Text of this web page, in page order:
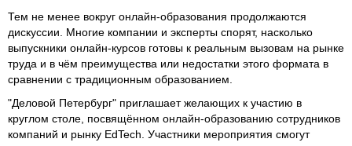
Тем не менее вокруг онлайн-образования продолжаются
дискуссии. Многие компании и эксперты спорят, насколько
выпускники онлайн-курсов готовы к реальным вызовам на рынке
труда и в чём преимущества или недостатки этого формата в
сравнении с традиционным образованием.
"Деловой Петербург" приглашает желающих к участию в
круглом столе, посвящённом онлайн-образованию сотрудников
компаний и рынку EdTech. Участники мероприятия смогут